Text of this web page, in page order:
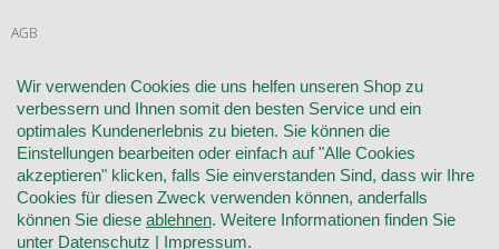
AGB
WIDERRUF
VERTRAG WIDERRUFEN
KONTAKT
DATENSCHUTZ
Wir verwenden Cookies die uns helfen unseren Shop zu
verbessern und Ihnen somit den besten Service und ein
optimales Kundenerlebnis zu bieten. Sie können die
Einstellungen bearbeiten oder einfach auf "Alle Cookies
akzeptieren" klicken, falls Sie einverstanden Sind, dass wir Ihre
Cookies für diesen Zweck verwenden können, anderfalls
können Sie diese ablehnen. Weitere Informationen finden Sie
unter Datenschutz | Impressum.